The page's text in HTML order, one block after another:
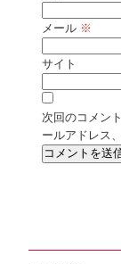
メール ※
サイト
次回のコメン
ールアドレス